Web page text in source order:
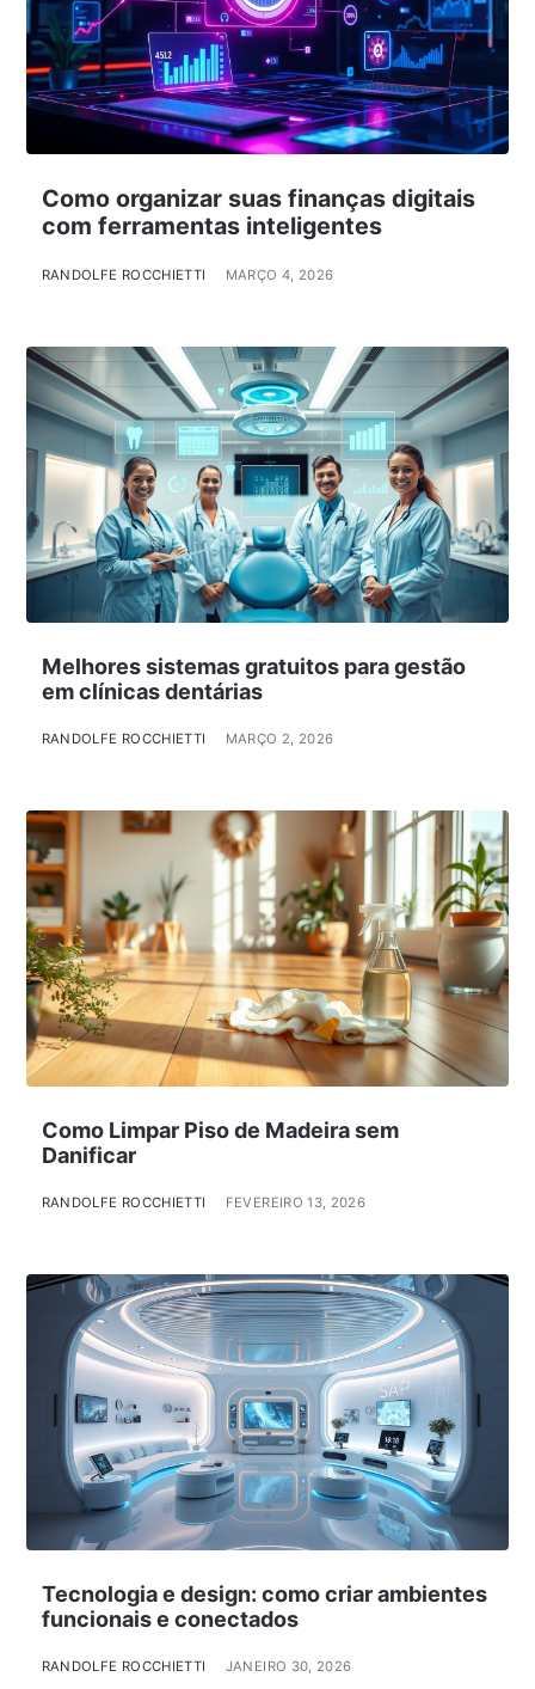
Como organizar suas finanças digitais
com ferramentas inteligentes
RANDOLFE ROCCHIETTI MARÇO 4, 2026
Melhores sistemas gratuitos para gestão
em clínicas dentárias
RANDOLFE ROCCHIETTI MARÇO 2, 2026
Como Limpar Piso de Madeira sem
Danificar
RANDOLFE ROCCHIETTI FEVEREIRO 13, 2026
Tecnologia e design: como criar ambientes
funcionais e conectados
RANDOLFE ROCCHIETTI JANEIRO 30, 2026